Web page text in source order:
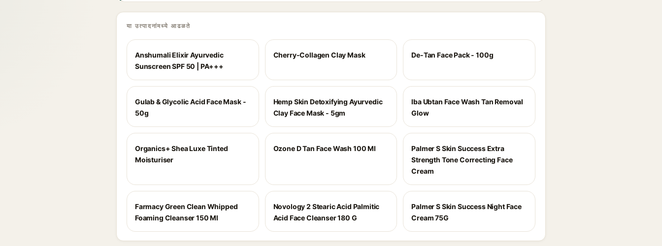
या उत्पादनांमध्ये आढळते
Anshumali Elixir Ayurvedic
Sunscreen SPF 50 | PA+++
Cherry-Collagen Clay Mask De-Tan Face Pack - 100g
Gulab & Glycolic Acid Face Mask -
50g
Hemp Skin Detoxifying Ayurvedic
Clay Face Mask - 5gm
Iba Ubtan Face Wash Tan Removal
Glow
Organics+ Shea Luxe Tinted
Moisturiser
Ozone D Tan Face Wash 100 Ml
Palmer S Skin Success Extra
Strength Tone Correcting Face
Cream
Farmacy Green Clean Whipped
Foaming Cleanser 150 Ml
Novology 2 Stearic Acid Palmitic
Acid Face Cleanser 180 G
Palmer S Skin Success Night Face
Cream 75G